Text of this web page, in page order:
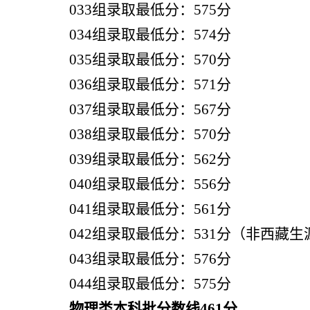
033组录取最低分：575分
034组录取最低分：574分
035组录取最低分：570分
036组录取最低分：571分
037组录取最低分：567分
038组录取最低分：570分
039组录取最低分：562分
040组录取最低分：556分
041组录取最低分：561分
042组录取最低分：531分 （非西藏生
043组录取最低分：576分
044组录取最低分：575分